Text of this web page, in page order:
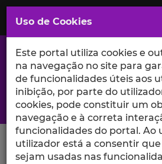
Saltar
para
Conteúdo
Principal
A excelência da investigação e
Search Button
Uso de Cookies
Este portal utiliza cookies e
na navegação no site para
de funcionalidades úteis aos
inibição, por parte do
cookies, pode constituir um
navegação e à correta
funcionalidades do portal. Ao
utilizador está a consentir
sejam usadas nas